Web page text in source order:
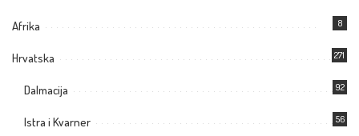
Afrika 8
Hrvatska 271
Dalmacija 92
Istra i Kvarner 56